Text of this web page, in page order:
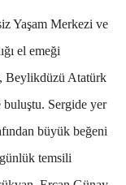
Yaşam Merkezi ve
el emeği
Beylikdüzü Atatürk
buluştu. Sergide yer
büyük beğeni
temsili